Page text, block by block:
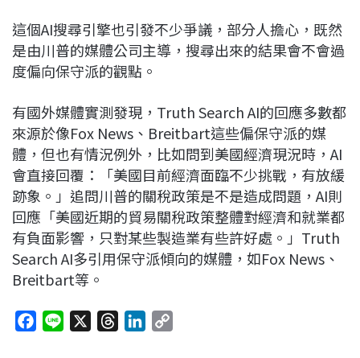
這個AI搜尋引擎也引發不少爭議，部分人擔心，既然
是由川普的媒體公司主導，搜尋出來的結果會不會過
度偏向保守派的觀點。
有國外媒體實測發現，Truth Search AI的回應多數都
來源於像Fox News、Breitbart這些偏保守派的媒
體，但也有情況例外，比如問到美國經濟現況時，AI
會直接回覆：「美國目前經濟面臨不少挑戰，有放緩
跡象。」追問川普的關稅政策是不是造成問題，AI則
回應「美國近期的貿易關稅政策整體對經濟和就業都
有負面影響，只對某些製造業有些許好處。」Truth
Search AI多引用保守派傾向的媒體，如Fox News、
Breitbart等。